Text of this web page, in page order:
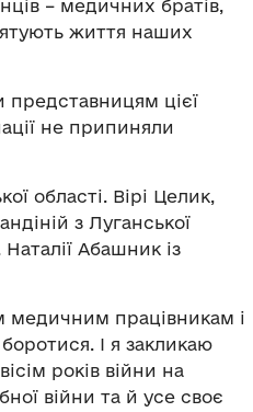
– медичних братів,
життя наших
представницям цієї
не припиняли
області. Вірі Целик,
з Луганської
Абашник із
медичним працівникам і
І я закликаю
років війни на
війни та й усе своє